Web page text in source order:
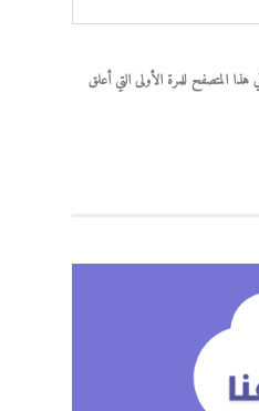
المتصفح للمرة الأولى التي أعلق